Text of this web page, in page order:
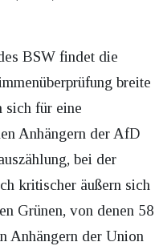
BSW findet die
breite
sich für eine
Anhängern der AfD
bei der
kritischer äußern sich
Grünen, von denen 58
Anhängern der Union